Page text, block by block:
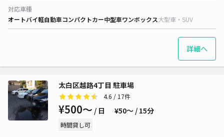
対応車種
オートバイ軽自動車コンパクトカー中型車ワンボックス大型車・SUV
詳細へ
太白区越路4丁目 駐車場
4.6 / 17件
¥500〜 / 日 ¥50〜 / 15分
時間貸し可